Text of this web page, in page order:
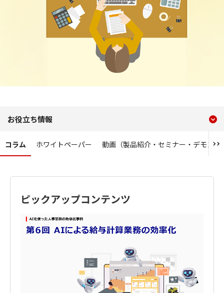
お役立ち情報
コラム ホワイトペーパー 動画（製品紹介・セミナー・デモンス
ピックアップコンテンツ